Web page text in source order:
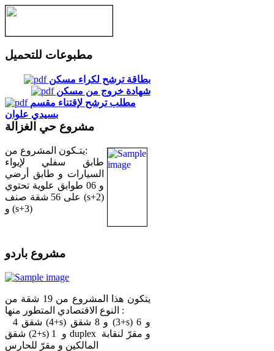
مطبوعات للتحميل
بطاقة ترشح لكراء مسكن
شهادة خروج من مسكن
مطلب ترشح لإقتناء مقسم
بسيدي علوان
مشروع حي الغزالة
يتـكون المشروع من:
طابق سفلي لإيواء
السيارات و طابق أرضي
و 06 طوابق علوية تحتوي
على 56 شقة صنف (s+2)
و (s+3)
مشروع باردو
يتكون هذا المشروع من 19 شقة من
النوع الاقتصادي المتطور منها :
4 شقق (4+s) و 8 شقق (3+s) و 6
شقق (2+s) و 1 duplex و مقرّ لنقابة
المالكين و مقرّ للحارس